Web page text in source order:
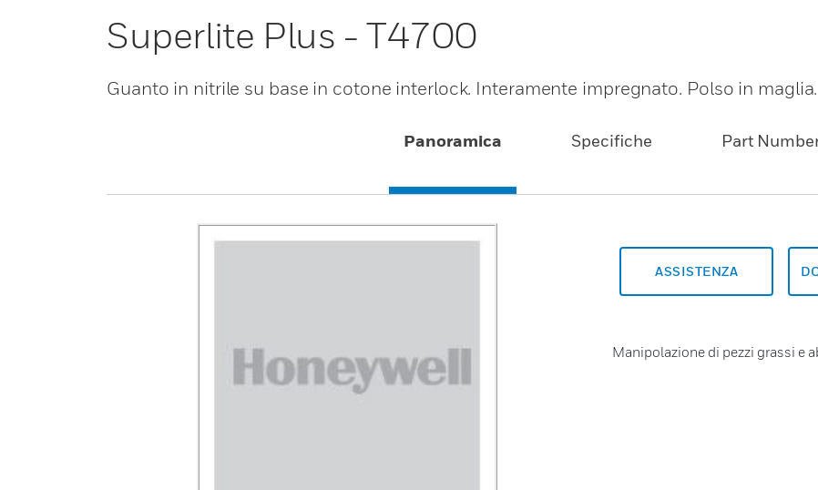
Superlite Plus - T4700
Guanto in nitrile su base in cotone interlock. Interamente impregnato. Polso in maglia.
Panoramica Specifiche Part
ASSISTENZA
Manipolazione di pezzi grassi e